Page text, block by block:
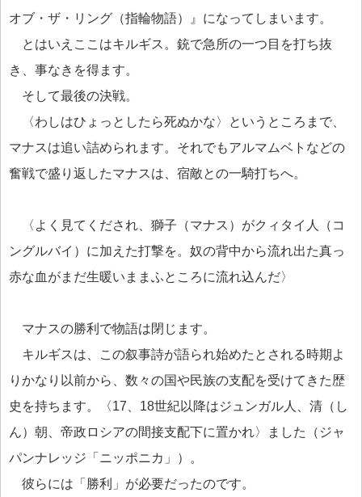
オブ・ザ・リング（指輪物語）』になってしまいます。
とはいえここはキルギス。銃で急所の一つ目を打ち抜
き、事なきを得ます。
そして最後の決戦。
〈わしはひょっとしたら死ぬかな〉というところまで、
マナスは追い詰められます。それでもアルマムベトなどの
奮戦で盛り返したマナスは、宿敵との一騎打ちへ。
〈よく見てくだされ、獅子（マナス）がクィタイ人（コ
ングルバイ）に加えた打撃を。奴の背中から流れ出た真っ
赤な血がまだ生暖いままふところに流れ込んだ〉
マナスの勝利で物語は閉じます。
キルギスは、この叙事詩が語られ始めたとされる時期よ
りかなり以前から、数々の国や民族の支配を受けてきた歴
史を持ちます。〈17、18世紀以降はジュンガル人、清（し
ん）朝、帝政ロシアの間接支配下に置かれ〉ました（ジャ
パンナレッジ「ニッポニカ」）。
彼らには「勝利」が必要だったのです。